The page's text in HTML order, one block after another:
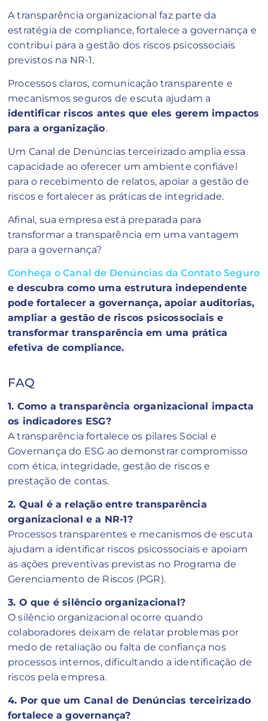
A transparência organizacional faz parte da
estratégia de compliance, fortalece a governança e
contribui para a gestão dos riscos psicossociais
previstos na NR-1.
Processos claros, comunicação transparente e
mecanismos seguros de escuta ajudam a
identificar riscos antes que eles gerem impactos
para a organização.
Um Canal de Denúncias terceirizado amplia essa
capacidade ao oferecer um ambiente confiável
para o recebimento de relatos, apoiar a gestão de
riscos e fortalecer as práticas de integridade.
Afinal, sua empresa está preparada para
transformar a transparência em uma vantagem
para a governança?
Conheça o Canal de Denúncias da Contato Seguro
e descubra como uma estrutura independente
pode fortalecer a governança, apoiar auditorias,
ampliar a gestão de riscos psicossociais e
transformar transparência em uma prática
efetiva de compliance.
FAQ
1. Como a transparência organizacional impacta
os indicadores ESG?
A transparência fortalece os pilares Social e
Governança do ESG ao demonstrar compromisso
com ética, integridade, gestão de riscos e
prestação de contas.
2. Qual é a relação entre transparência
organizacional e a NR-1?
Processos transparentes e mecanismos de escuta
ajudam a identificar riscos psicossociais e apoiam
as ações preventivas previstas no Programa de
Gerenciamento de Riscos (PGR).
3. O que é silêncio organizacional?
O silêncio organizacional ocorre quando
colaboradores deixam de relatar problemas por
medo de retaliação ou falta de confiança nos
processos internos, dificultando a identificação de
riscos pela empresa.
4. Por que um Canal de Denúncias terceirizado
fortalece a governança?